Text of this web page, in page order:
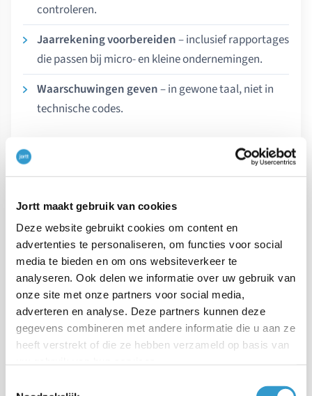
Jortt maakt gebruik van cookies
Deze website gebruikt cookies om content en
advertenties te personaliseren, om functies voor social
media te bieden en om ons websiteverkeer te
analyseren. Ook delen we informatie over uw gebruik van
onze site met onze partners voor social media,
adverteren en analyse. Deze partners kunnen deze
gegevens combineren met andere informatie die u aan ze
heeft verstrekt of die ze hebben verzameld op basis van
controleren.
Jaarrekening voorbereiden– inclusief rapportages
die passen bij micro- en kleine ondernemingen.
Waarschuwingen geven– in gewone taal, niet in
technische codes.
Wat merk je daar concreet van?
Veel minder uitzoekwerk.
Minder afhankelijkheid van een externe boekhouder
voor standaardwerk.
Sneller inzicht in omzet, winst, btw en belasting.
Meer zekerheid dat je administratie logisch en
controleerbaar is.